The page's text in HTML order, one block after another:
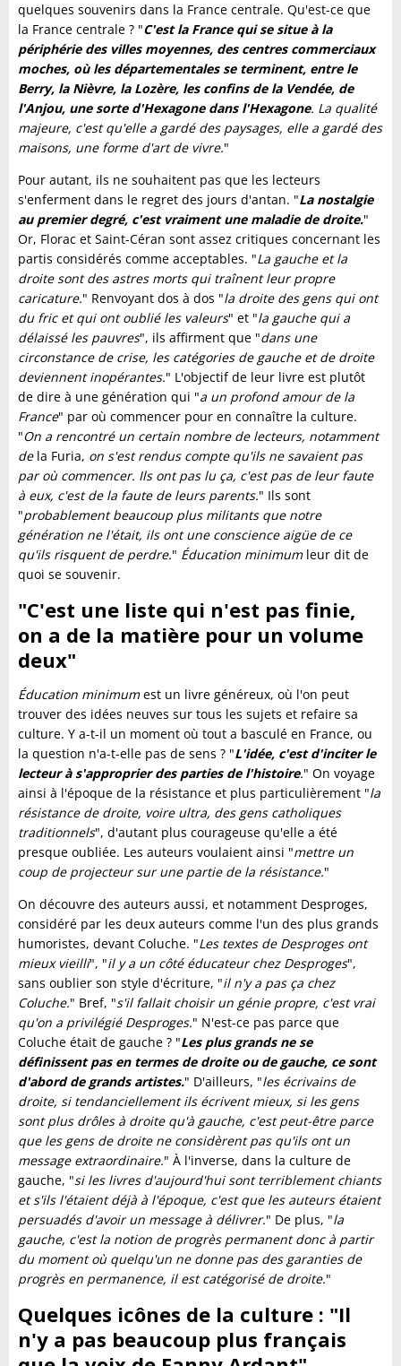
quelques souvenirs dans la France centrale. Qu'est-ce que
la France centrale ? "C'est la France qui se situe à la
périphérie des villes moyennes, des centres commerciaux
moches, où les départementales se terminent, entre le
Berry, la Nièvre, la Lozère, les confins de la Vendée, de
l'Anjou, une sorte d'Hexagone dans l'Hexagone. La qualité
majeure, c'est qu'elle a gardé des paysages, elle a gardé des
maisons, une forme d'art de vivre."
Pour autant, ils ne souhaitent pas que les lecteurs
s'enferment dans le regret des jours d'antan. "La nostalgie
au premier degré, c'est vraiment une maladie de droite."
Or, Florac et Saint-Céran sont assez critiques concernant les
partis considérés comme acceptables. "La gauche et la
droite sont des astres morts qui traînent leur propre
caricature." Renvoyant dos à dos "la droite des gens qui ont
du fric et qui ont oublié les valeurs" et "la gauche qui a
délaissé les pauvres", ils affirment que "dans une
circonstance de crise, les catégories de gauche et de droite
deviennent inopérantes." L'objectif de leur livre est plutôt
de dire à une génération qui "a un profond amour de la
France" par où commencer pour en connaître la culture.
"On a rencontré un certain nombre de lecteurs, notamment
de la Furia, on s'est rendus compte qu'ils ne savaient pas
par où commencer. Ils ont pas lu ça, c'est pas de leur faute
à eux, c'est de la faute de leurs parents." Ils sont
"probablement beaucoup plus militants que notre
génération ne l'était, ils ont une conscience aigüe de ce
qu'ils risquent de perdre." Éducation minimumleur dit de
quoi se souvenir.
"C'est une liste qui n'est pas finie,
on a de la matière pour un volume
deux"
Éducation minimumest un livre généreux, où l'on peut
trouver des idées neuves sur tous les sujets et refaire sa
culture. Y a-t-il un moment où tout a basculé en France, ou
la question n'a-t-elle pas de sens ? "L'idée, c'est d'inciter le
lecteur à s'approprier des parties de l'histoire." On voyage
ainsi à l'époque de la résistance et plus particulièrement "la
résistance de droite, voire ultra, des gens catholiques
traditionnels", d'autant plus courageuse qu'elle a été
presque oubliée. Les auteurs voulaient ainsi "mettre un
coup de projecteur sur une partie de la résistance."
On découvre des auteurs aussi, et notamment Desproges,
considéré par les deux auteurs comme l'un des plus grands
humoristes, devant Coluche. "Les textes de Desproges ont
mieux vieilli", "il y a un côté éducateur chez Desproges",
sans oublier son style d'écriture, "il n'y a pas ça chez
Coluche." Bref, "s'il fallait choisir un génie propre, c'est vrai
qu'on a privilégié Desproges." N'est-ce pas parce que
Coluche était de gauche ? "Les plus grands ne se
définissent pas en termes de droite ou de gauche, ce sont
d'abord de grands artistes." D'ailleurs, "les écrivains de
droite, si tendanciellement ils écrivent mieux, si les gens
sont plus drôles à droite qu'à gauche, c'est peut-être parce
que les gens de droite ne considèrent pas qu'ils ont un
message extraordinaire." À l'inverse, dans la culture de
gauche, "si les livres d'aujourd'hui sont terriblement chiants
et s'ils l'étaient déjà à l'époque, c'est que les auteurs étaient
persuadés d'avoir un message à délivrer." De plus, "la
gauche, c'est la notion de progrès permanent donc à partir
du moment où quelqu'un ne donne pas des garanties de
progrès en permanence, il est catégorisé de droite."
Quelques icônes de la culture : "Il
n'y a pas beaucoup plus français